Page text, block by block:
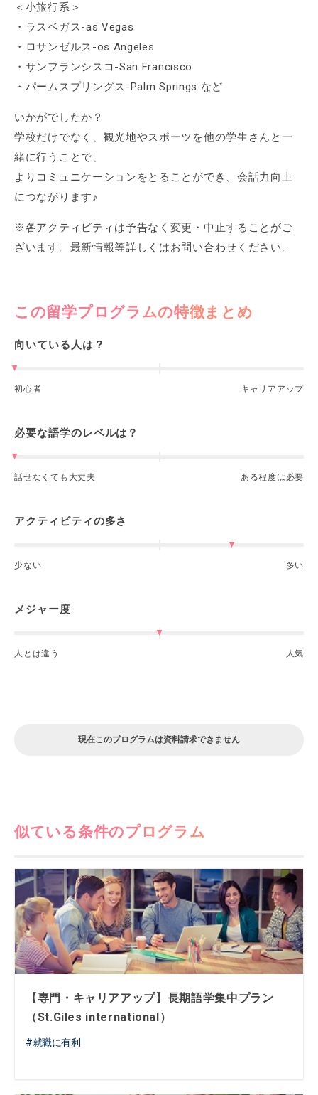
＜小旅行系＞
・ラスベガス-as Vegas
・ロサンゼルス-os Angeles
・サンフランシスコ-San Francisco
・パームスプリングス-Palm Springs など
いかがでしたか？
学校だけでなく、観光地やスポーツを他の学生さんと一
緒に行うことで、
よりコミュニケーションをとることができ、会話力向上
につながります♪
※各アクティビティは予告なく変更・中止することがご
ざいます。最新情報等詳しくはお問い合わせください。
この留学プログラムの特徴まとめ
向いている人は？
初心者 キャリアアップ
必要な語学のレベルは？
話せなくても大丈夫 ある程度は必要
アクティビティの多さ
少ない 多い
メジャー度
人とは違う 人気
現在このプログラムは資料請求できません
似ている条件のプログラム
【専門・キャリアアップ】長期語学集中プラン
（St.Giles international）
就職に有利